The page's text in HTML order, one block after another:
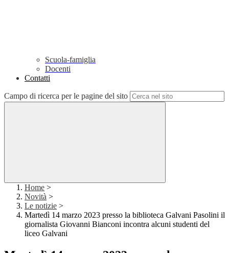
Scuola-famiglia
Docenti
Contatti
Campo di ricerca per le pagine del sito
Home >
Novità >
Le notizie >
Martedì 14 marzo 2023 presso la biblioteca Galvani Pasolini il
giornalista Giovanni Bianconi incontra alcuni studenti del
liceo Galvani